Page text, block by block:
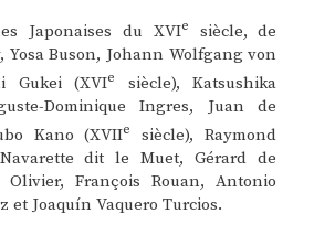
Japonaises du XVIe
siècle, de
Yosa Buson, Johann Wolfgang von
Gukei (XVIe
siècle), Katsushika
Dominique Ingres, Juan de
Kano (XVIIe
siècle), Raymond
dit le Muet, Gérard de
François Rouan, Antonio
et Joaquín Vaquero Turcios.